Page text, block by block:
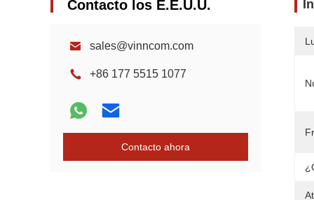
Contacto los E.E.U.U.
sales@vinncom.com
+86 177 5515 1077
Contacto ahora